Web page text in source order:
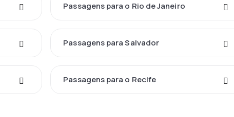
Passagens para o Rio de Janeiro
Passagens para Salvador
Passagens para o Recife